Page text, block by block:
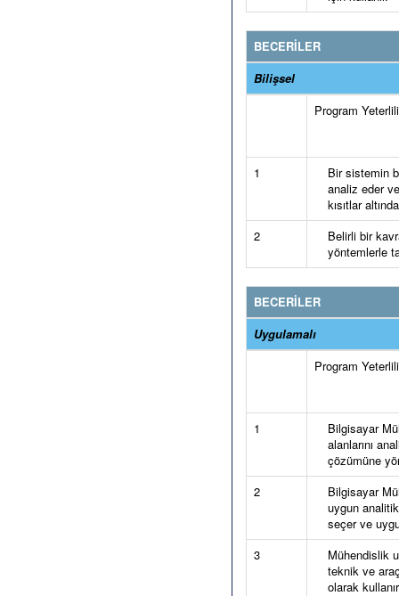
BECERİLER
Bilişsel
Program
1
Bir sistemin
analiz eder
kısıtlar
2
Belirli bir
yöntemlerle
BECERİLER
Uygulamalı
Program
1
Bilgisayar
alanlarını
çözümüne
2
Bilgisayar
uygun
seçer ve
3
Mühendislik
teknik ve
olarak